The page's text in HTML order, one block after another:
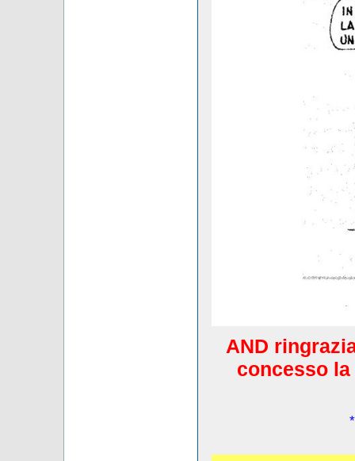
AND
concesso